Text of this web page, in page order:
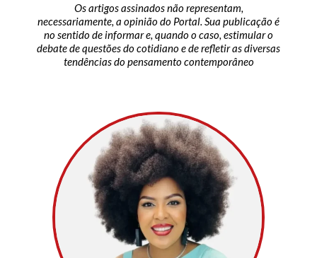
Os artigos assinados não representam,
necessariamente, a opinião do Portal. Sua publicação é
no sentido de informar e, quando o caso, estimular o
debate de questões do cotidiano e de refletir as diversas
tendências do pensamento contemporâneo